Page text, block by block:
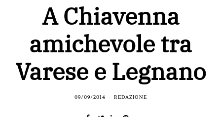
A Chiavenna
amichevole tra
Varese e Legnano
09/09/2014 REDAZIONE